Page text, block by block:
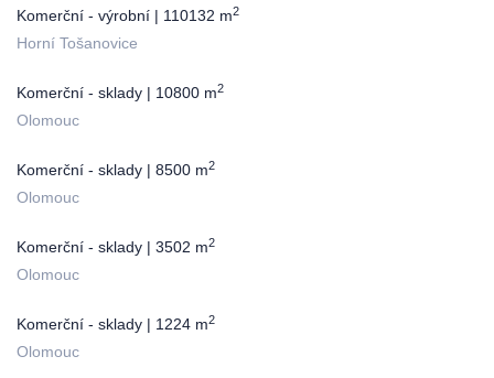
Komerční - výrobní | 110132 m2
Horní Tošanovice
Komerční - sklady | 10800 m2
Olomouc
Komerční - sklady | 8500 m2
Olomouc
Komerční - sklady | 3502 m2
Olomouc
Komerční - sklady | 1224 m2
Olomouc